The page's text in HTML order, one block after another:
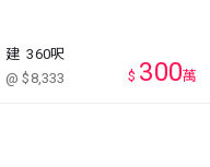
建 360呎
@ $8,333
$ 300萬